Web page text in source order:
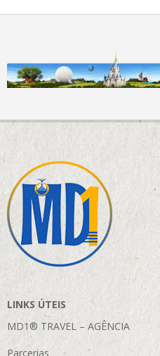
LINKS ÚTEIS
MD1® TRAVEL – AGÊNCIA
Parcerias